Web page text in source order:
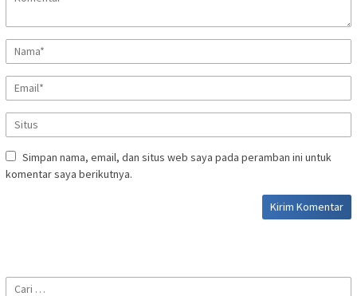
Simpan nama, email, dan situs web saya pada peramban ini untuk
komentar saya berikutnya.
Cari